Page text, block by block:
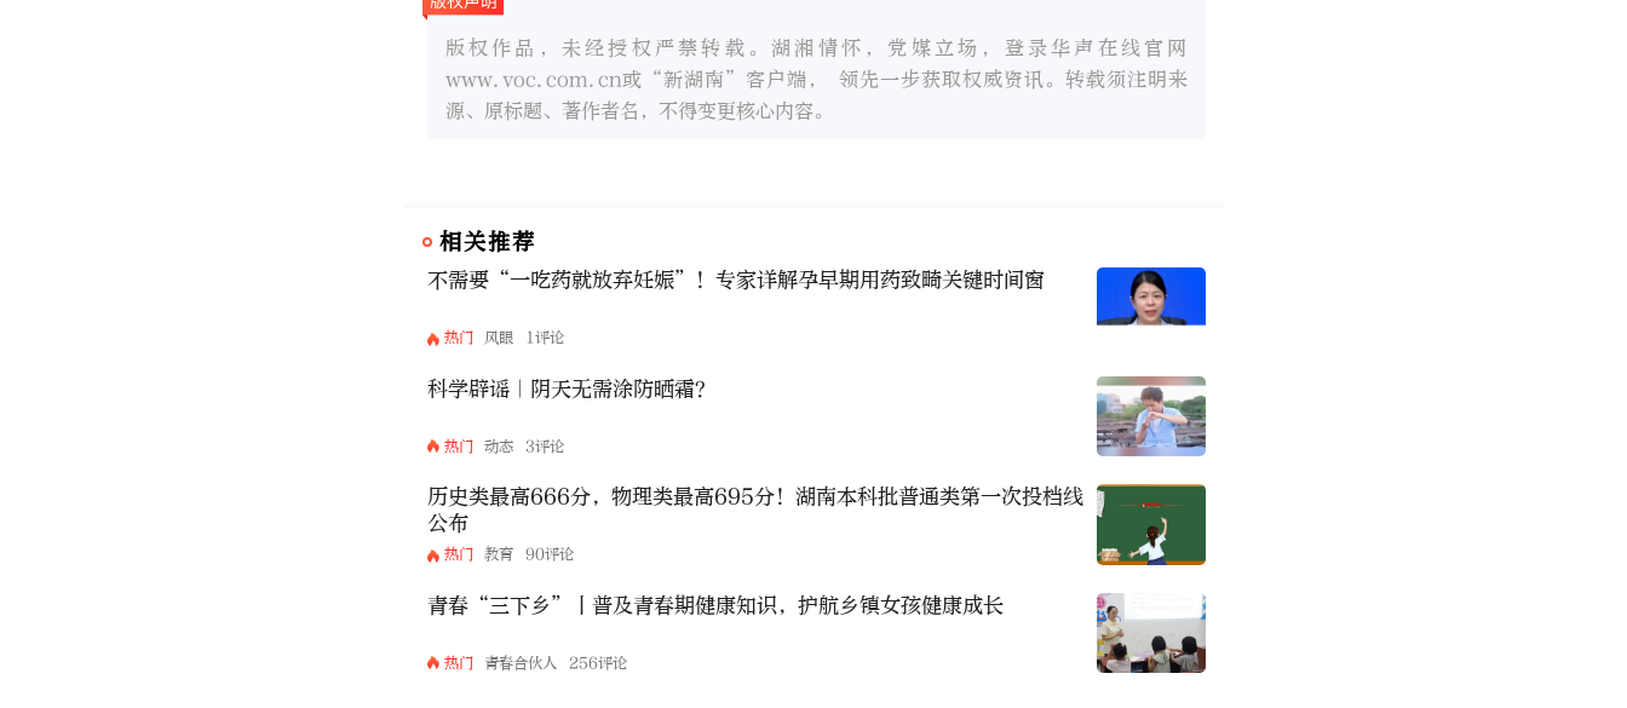
版权作品，未经授权严禁转载。湖湘情怀，党媒立场，登录华声在线官网
www.voc.com.cn或“新湖南”客户端， 领先一步获取权威资讯。转载须注明来
源、原标题、著作者名，不得变更核心内容。
相关推荐
不需要“一吃药就放弃妊娠”！专家详解孕早期用药致畸关键时间窗
热门 风眼 1评论
科学辟谣｜阴天无需涂防晒霜？
热门 动态 3评论
历史类最高666分，物理类最高695分！湖南本科批普通类第一次投档线
公布
热门 教育 90评论
青春“三下乡”丨普及青春期健康知识，护航乡镇女孩健康成长
热门 青春合伙人 256评论